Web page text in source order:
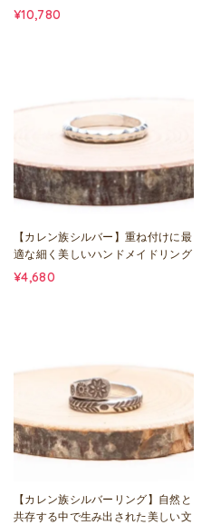
¥10,780
【カレン族シルバー】重ね付けに最
適な細く美しいハンドメイドリング
¥4,680
【カレン族シルバーリング】自然と
共存する中で生み出された美しい文